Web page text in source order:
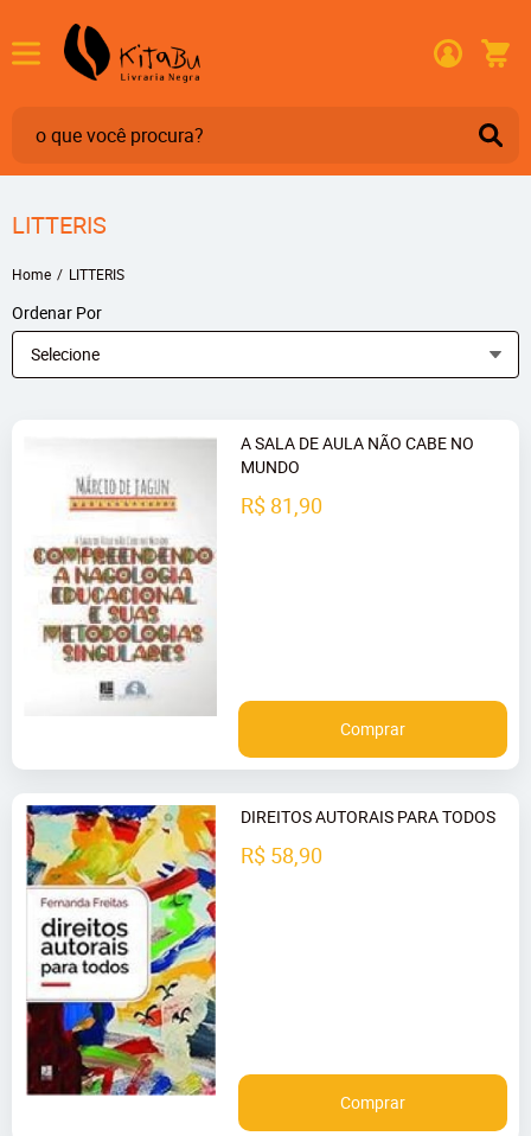
LITTERIS
Home LITTERIS
Ordenar Por
Selecione
A SALA DE AULA NÃO CABE NO
MUNDO
R$ 81,90
Comprar
DIREITOS AUTORAIS PARA TODOS
R$ 58,90
Comprar